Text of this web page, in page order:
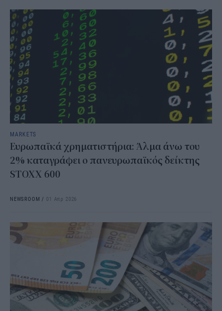
MARKETS
Ευρωπαϊκά χρηματιστήρια: Άλμα άνω του
2% καταγράφει ο πανευρωπαϊκός δείκτης
STOXX 600
NEWSROOM / 01 Απρ 2026